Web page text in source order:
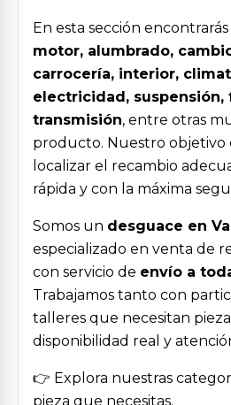
En esta sección
motor, alumbrado,
carrocería, interior,
electricidad, suspensión,
transmisión, entre otras
producto. Nuestro objetivo
localizar el recambio
rápida y con la máxima
Somos un desguace en
especializado en venta de
con servicio de envío a
Trabajamos tanto con
talleres que necesitan
disponibilidad real y
👉 Explora nuestras
pieza que necesitas.